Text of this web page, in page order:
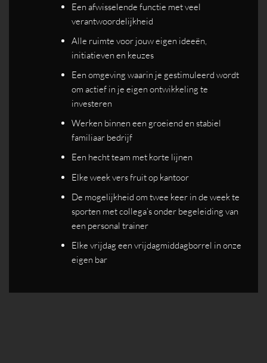
Een afwisselende functie met veel
verantwoordelijkheid
Alle ruimte voor jouw eigen ideeën,
initiatieven en keuzes
Een omgeving waarin je gestimuleerd wordt
om actief in je eigen ontwikkeling te
investeren
Werken binnen een groeiend en stabiel
familiaar bedrijf
Een hecht team met korte lijnen
Elke week vers fruit op kantoor
De mogelijkheid om twee keer in de week te
sporten met collega’s onder begeleiding van
een personal trainer
Elke vrijdag een vrijdagmiddagborrel in onze
eigen bar